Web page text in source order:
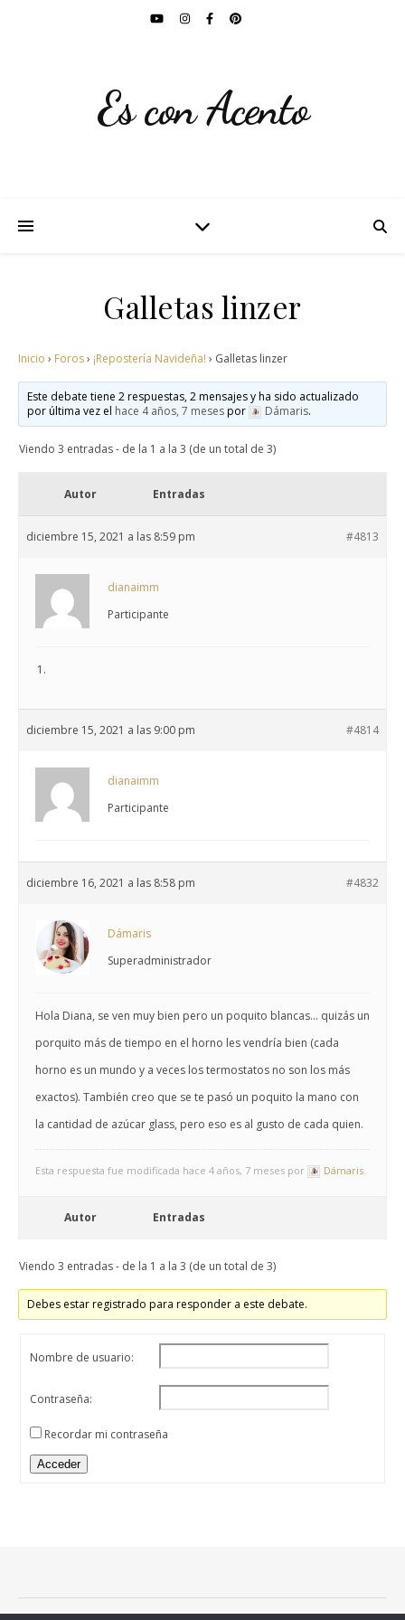
Es con Acento
Galletas linzer
Inicio › Foros› ¡Repostería Navideña! › Galletas linzer
Este debate tiene 2 respuestas, 2 mensajes y ha sido actualizado
por última vez el hace 4 años, 7 mesespor Dámaris.
Viendo 3 entradas - de la 1 a la 3 (de un total de 3)
Autor Entradas
diciembre 15, 2021 a las 8:59 pm #4813
dianaimm
Participante
diciembre 15, 2021 a las 9:00 pm #4814
dianaimm
Participante
diciembre 16, 2021 a las 8:58 pm #4832
Dámaris
Superadministrador
Hola Diana, se ven muy bien pero un poquito blancas… quizás un
porquito más de tiempo en el horno les vendría bien (cada
horno es un mundo y a veces los termostatos no son los más
exactos). También creo que se te pasó un poquito la mano con
la cantidad de azúcar glass, pero eso es al gusto de cada quien.
Esta respuesta fue modificada hace 4 años, 7 meses por Dámaris.
Autor Entradas
Viendo 3 entradas - de la 1 a la 3 (de un total de 3)
Debes estar registrado para responder a este debate.
Nombre de usuario:
Contraseña:
Recordar mi contraseña
Acceder